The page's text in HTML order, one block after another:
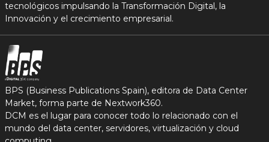
tecnológicos impulsando la Transformación Digital, la
Innovación y el crecimiento empresarial.
BPS (Business Publications Spain), editora de Data Center
Market, forma parte de Nextwork360.
DCM es el lugar para conocer todo lo relacionado con el
mundo del data center, servidores, virtualización y cloud